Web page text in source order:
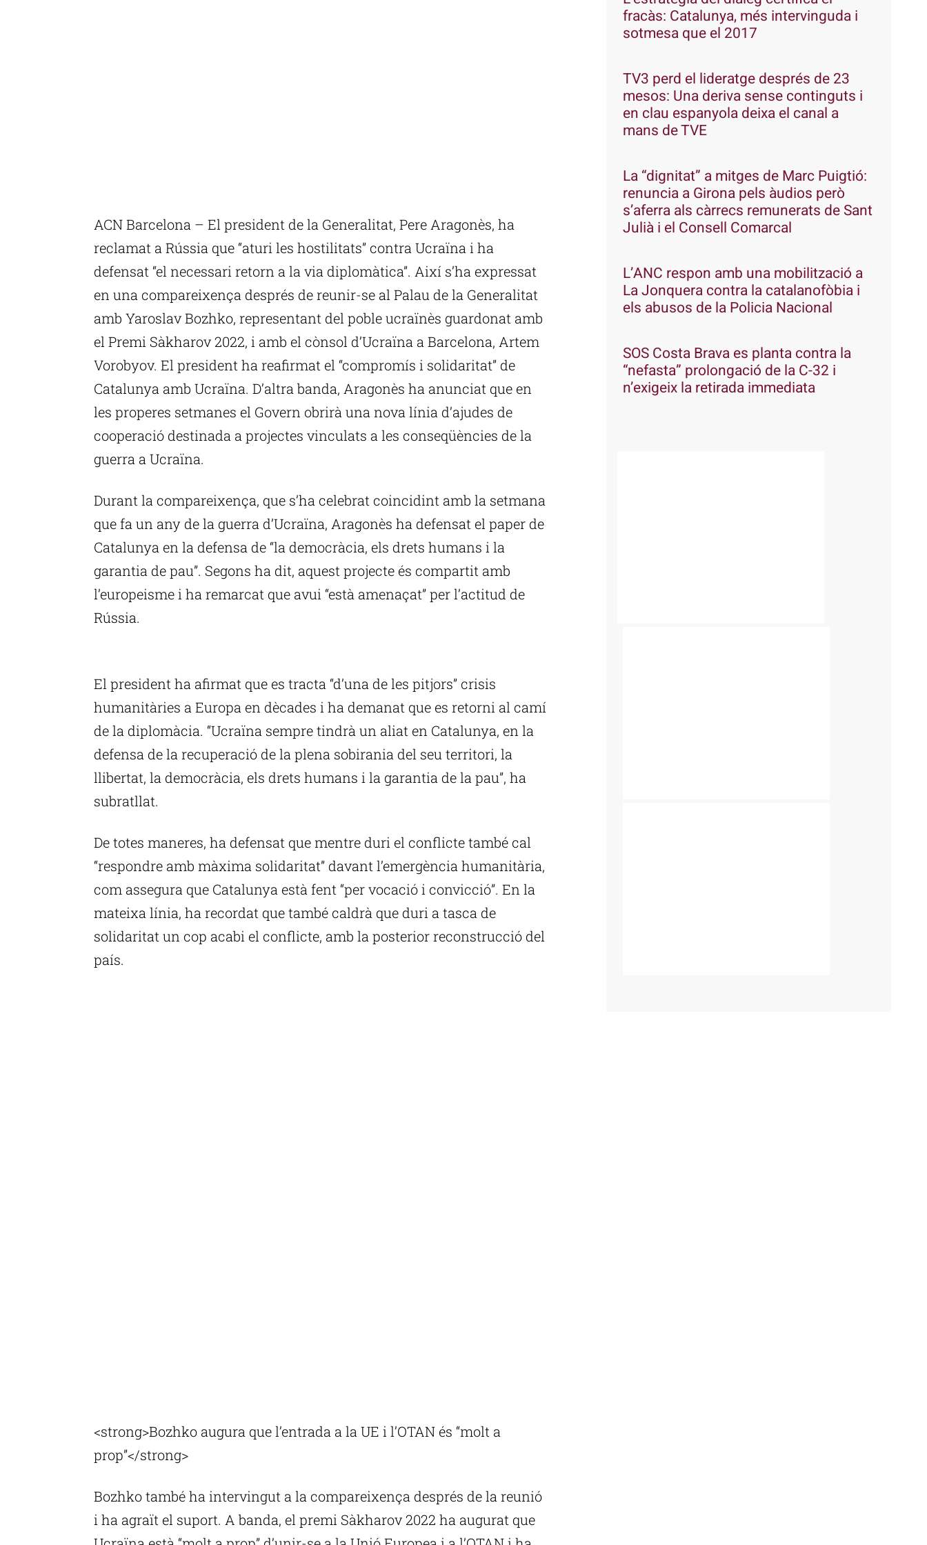
ACN Barcelona – El president de la Generalitat, Pere Aragonès, ha
reclamat a Rússia que “aturi les hostilitats” contra Ucraïna i ha
defensat “el necessari retorn a la via diplomàtica”. Així s’ha expressat
en una compareixença després de reunir-se al Palau de la Generalitat
amb Yaroslav Bozhko, representant del poble ucraïnès guardonat amb
el Premi Sàkharov 2022, i amb el cònsol d’Ucraïna a Barcelona, Artem
Vorobyov. El president ha reafirmat el “compromís i solidaritat” de
Catalunya amb Ucraïna. D’altra banda, Aragonès ha anunciat que en
les properes setmanes el Govern obrirà una nova línia d’ajudes de
cooperació destinada a projectes vinculats a les conseqüències de la
guerra a Ucraïna.
Durant la compareixença, que s’ha celebrat coincidint amb la setmana
que fa un any de la guerra d’Ucraïna, Aragonès ha defensat el paper de
Catalunya en la defensa de “la democràcia, els drets humans i la
garantia de pau”. Segons ha dit, aquest projecte és compartit amb
l’europeisme i ha remarcat que avui “està amenaçat” per l’actitud de
Rússia.
El president ha afirmat que es tracta “d’una de les pitjors” crisis
humanitàries a Europa en dècades i ha demanat que es retorni al camí
de la diplomàcia. “Ucraïna sempre tindrà un aliat en Catalunya, en la
defensa de la recuperació de la plena sobirania del seu territori, la
llibertat, la democràcia, els drets humans i la garantia de la pau”, ha
subratllat.
De totes maneres, ha defensat que mentre duri el conflicte també cal
“respondre amb màxima solidaritat” davant l’emergència humanitària,
com assegura que Catalunya està fent “per vocació i convicció”. En la
mateixa línia, ha recordat que també caldrà que duri a tasca de
solidaritat un cop acabi el conflicte, amb la posterior reconstrucció del
país.
<strong>Bozhko augura que l’entrada a la UE i l’OTAN és “molt a
prop”</strong>
Bozhko també ha intervingut a la compareixença després de la reunió
i ha agraït el suport. A banda, el premi Sàkharov 2022 ha augurat que
fracàs: Catalunya, més intervinguda i
sotmesa que el 2017
TV3 perd el lideratge després de 23
mesos: Una deriva sense continguts i
en clau espanyola deixa el canal a
mans de TVE
La “dignitat” a mitges de Marc Puigtió:
renuncia a Girona pels àudios però
s’aferra als càrrecs remunerats de Sant
Julià i el Consell Comarcal
L’ANC respon amb una mobilització a
La Jonquera contra la catalanofòbia i
els abusos de la Policia Nacional
SOS Costa Brava es planta contra la
“nefasta” prolongació de la C-32 i
n’exigeix la retirada immediata